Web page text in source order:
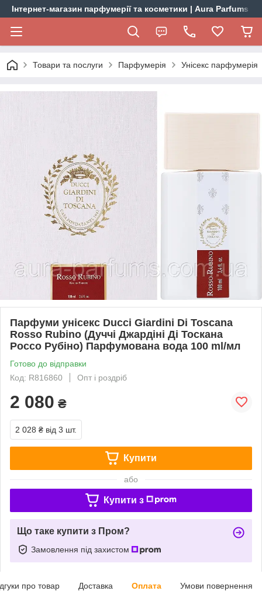
Інтернет-магазин парфумерії та косметики | Aura Parfums
Товари та послуги Парфумерія Унісекс парфумерія
Парфуми унісекс Ducci Giardini Di Toscana
Rosso Rubino (Дуччі Джардіні Ді Тоскана
Россо Рубіно) Парфумована вода 100 ml/мл
Готово до відправки
Код: R816860
Опт і роздріб
2 080 ₴
2 028 ₴ від 3 шт.
Купити
або
Купити з
Що таке купити з Пром?
Замовлення під захистом
про товар Доставка Оплата Умови повернення